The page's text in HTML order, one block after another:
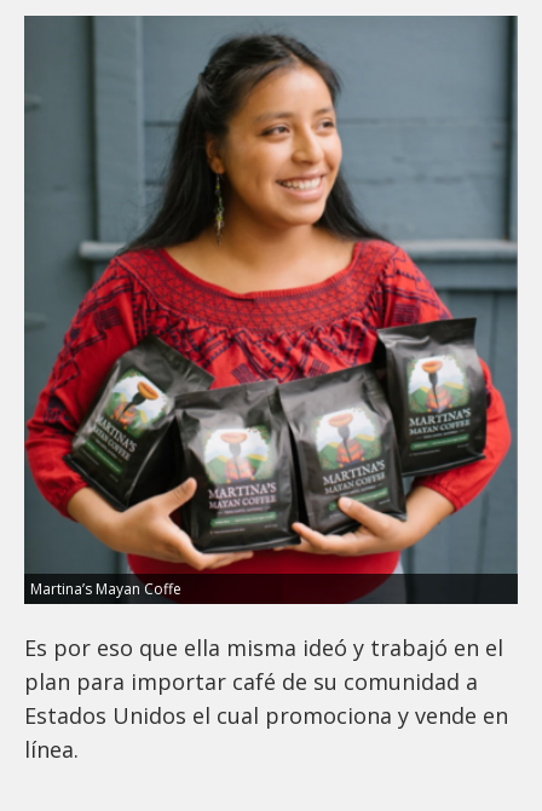
Martina’s Mayan Coffe
Es por eso que ella misma ideó y trabajó en el
plan para importar café de su comunidad a
Estados Unidos el cual promociona y vende en
línea.